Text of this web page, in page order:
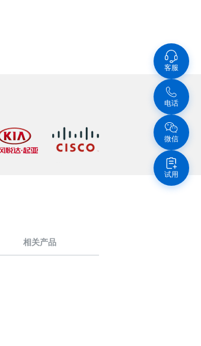
相关产品
客服
电话
微信
试用